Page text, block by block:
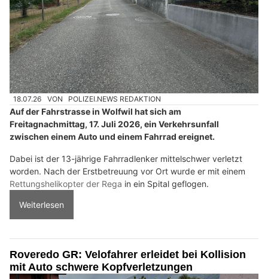
18.07.26 VON POLIZEI.NEWS REDAKTION
Auf der Fahrstrasse in Wolfwil hat sich am
Freitagnachmittag, 17. Juli 2026, ein Verkehrsunfall
zwischen einem Auto und einem Fahrrad ereignet.
Dabei ist der 13-jährige Fahrradlenker mittelschwer verletzt
worden. Nach der Erstbetreuung vor Ort wurde er mit einem
Rettungshelikopter der Rega in ein Spital geflogen.
Weiterlesen
Roveredo GR: Velofahrer erleidet bei Kollision
mit Auto schwere Kopfverletzungen